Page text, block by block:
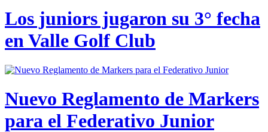
Los juniors jugaron su 3° fecha
en Valle Golf Club
Nuevo Reglamento de Markers
para el Federativo Junior